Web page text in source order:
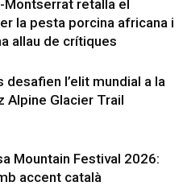
Montserrat retalla el
la pesta porcina africana i
allau de crítiques
desafien l’elit mundial a la
Alpine Glacier Trail
Mountain Festival 2026:
accent català